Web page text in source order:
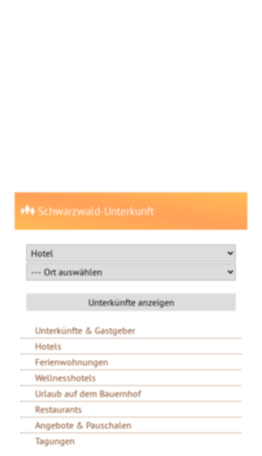
Schwarzwald-Unterkunft
Unterkünfte & Gastgeber
Hotels
Ferienwohnungen
Wellnesshotels
Urlaub auf dem Bauernhof
Restaurants
Angebote & Pauschalen
Tagungen